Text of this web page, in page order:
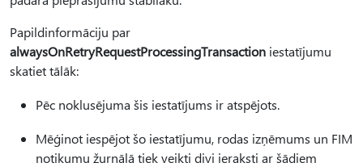
Papildinformāciju par
alwaysOnRetryRequestProcessingTransaction iestatījumu
skatiet tālāk:
Pēc noklusējuma šis iestatījums ir atspējots.
Mēģinot iespējot šo iestatījumu, rodas izņēmums un FIM
notikumu žurnālā tiek veikti divi ieraksti ar šādiem